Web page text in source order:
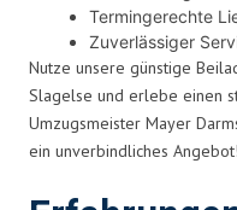
Termingerechte
Zuverlässiger
Nutze unsere günstige
Slagelse und erlebe einen
Umzugsmeister Mayer
ein unverbindliches Angebot!